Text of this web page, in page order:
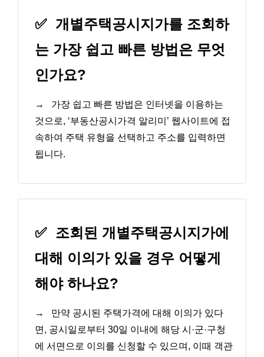
✅ 개별주택공시지가를 조회하
는 가장 쉽고 빠른 방법은 무엇
인가요?
→
가장 쉽고 빠른 방법은 인터넷을 이용하는
것으로, ‘부동산공시가격 알리미’ 웹사이트에 접
속하여 주택 유형을 선택하고 주소를 입력하면
됩니다.
✅ 조회된 개별주택공시지가에
대해 이의가 있을 경우 어떻게
해야 하나요?
→
만약 공시된 주택가격에 대해 이의가 있다
면, 공시일로부터 30일 이내에 해당 시·군·구청
에 서면으로 이의를 신청할 수 있으며, 이때 객관